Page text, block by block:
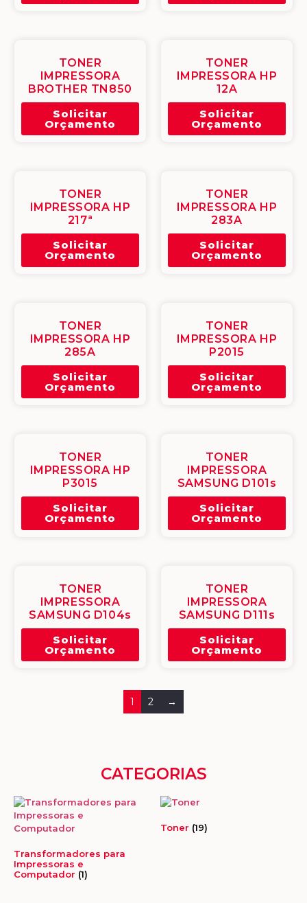
TONER
IMPRESSORA
BROTHER TN850
Solicitar
Orçamento
TONER
IMPRESSORA HP
12A
Solicitar
Orçamento
TONER
IMPRESSORA HP
217ª
Solicitar
Orçamento
TONER
IMPRESSORA HP
283A
Solicitar
Orçamento
TONER
IMPRESSORA HP
285A
Solicitar
Orçamento
TONER
IMPRESSORA HP
P2015
Solicitar
Orçamento
TONER
IMPRESSORA HP
P3015
Solicitar
Orçamento
TONER
IMPRESSORA
SAMSUNG D101s
Solicitar
Orçamento
TONER
IMPRESSORA
SAMSUNG D104s
Solicitar
Orçamento
TONER
IMPRESSORA
SAMSUNG D111s
Solicitar
Orçamento
1 2 →
CATEGORIAS
Transformadores para
Impressoras e
Computador (1)
Toner (19)